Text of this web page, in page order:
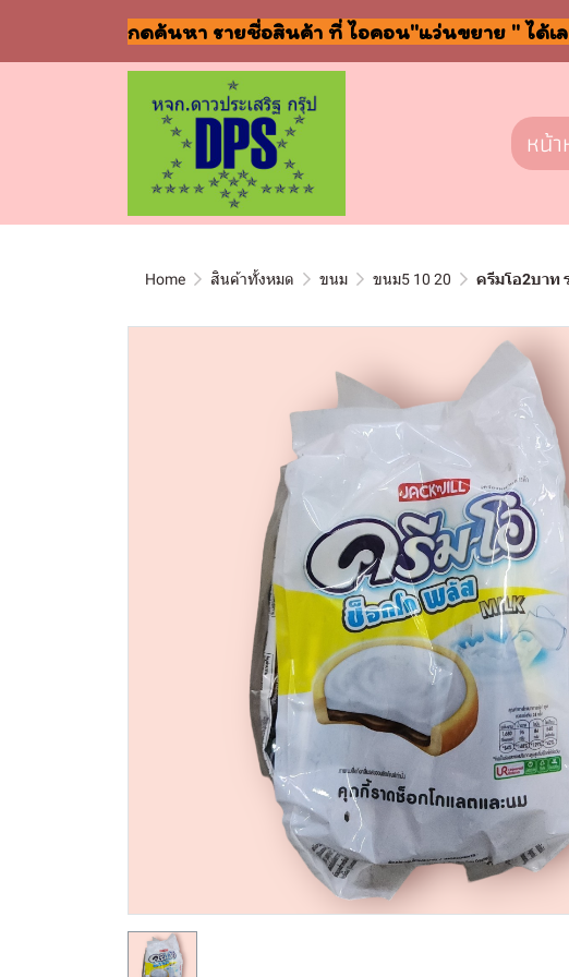
กดค้นหา รายชื่อสินค้า ที่ ไอคอน"แว่นขยาย " ได้เ
หน้
Home สินค้าทั้งหมด ขนม ขนม5 10 20 ครีมโอ2บาท